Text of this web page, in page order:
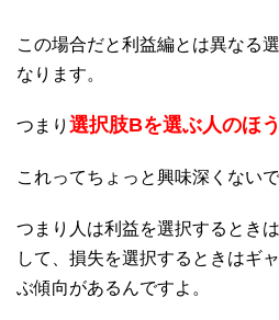
この場合だと利益編とは異なる
なります。
つまり 選択肢Bを選ぶ人のほ
これってちょっと興味深くない
つまり人は利益を選択するとき
して、損失を選択するときはギ
ぶ傾向があるんですよ。